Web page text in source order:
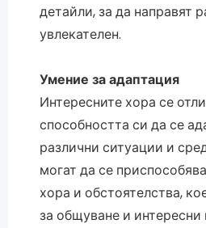
детайли, за да направят
увлекателен.
Умение за адаптация
Интересните хора се
способността си да се
различни ситуации и
могат да се
хора и обстоятелства,
за общуване и интересни